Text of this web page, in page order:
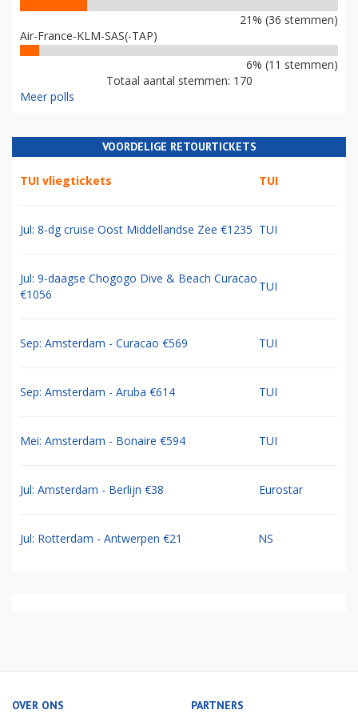
21% (36 stemmen)
Air-France-KLM-SAS(-TAP)
6% (11 stemmen)
Totaal aantal stemmen: 170
Meer polls
VOORDELIGE RETOURTICKETS
TUI vliegtickets TUI
Jul: 8-dg cruise Oost Middellandse Zee €1235 TUI
Jul: 9-daagse Chogogo Dive & Beach Curacao
€1056
TUI
Sep: Amsterdam - Curacao €569 TUI
Sep: Amsterdam - Aruba €614 TUI
Mei: Amsterdam - Bonaire €594 TUI
Jul: Amsterdam - Berlijn €38 Eurostar
Jul: Rotterdam - Antwerpen €21 NS
OVER ONS PARTNERS